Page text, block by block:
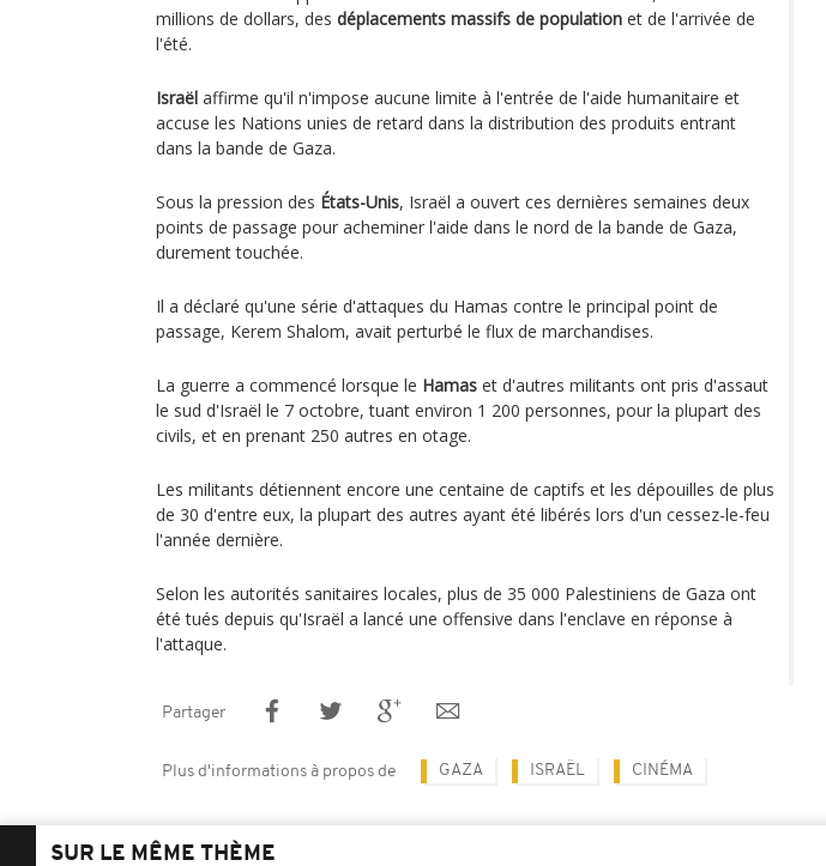
millions de dollars, des déplacements massifs de population et de l'arrivée de
l'été.
Israël affirme qu'il n'impose aucune limite à l'entrée de l'aide humanitaire et
accuse les Nations unies de retard dans la distribution des produits entrant
dans la bande de Gaza.
Sous la pression des États-Unis, Israël a ouvert ces dernières semaines deux
points de passage pour acheminer l'aide dans le nord de la bande de Gaza,
durement touchée.
Il a déclaré qu'une série d'attaques du Hamas contre le principal point de
passage, Kerem Shalom, avait perturbé le flux de marchandises.
La guerre a commencé lorsque le Hamas et d'autres militants ont pris d'assaut
le sud d'Israël le 7 octobre, tuant environ 1 200 personnes, pour la plupart des
civils, et en prenant 250 autres en otage.
Les militants détiennent encore une centaine de captifs et les dépouilles de plus
de 30 d'entre eux, la plupart des autres ayant été libérés lors d'un cessez-le-feu
l'année dernière.
Selon les autorités sanitaires locales, plus de 35 000 Palestiniens de Gaza ont
été tués depuis qu'Israël a lancé une offensive dans l'enclave en réponse à
l'attaque.
Partager
Plus d'informations à propos de GAZA ISRAËL CINÉMA
SUR LE MÊME THÈME